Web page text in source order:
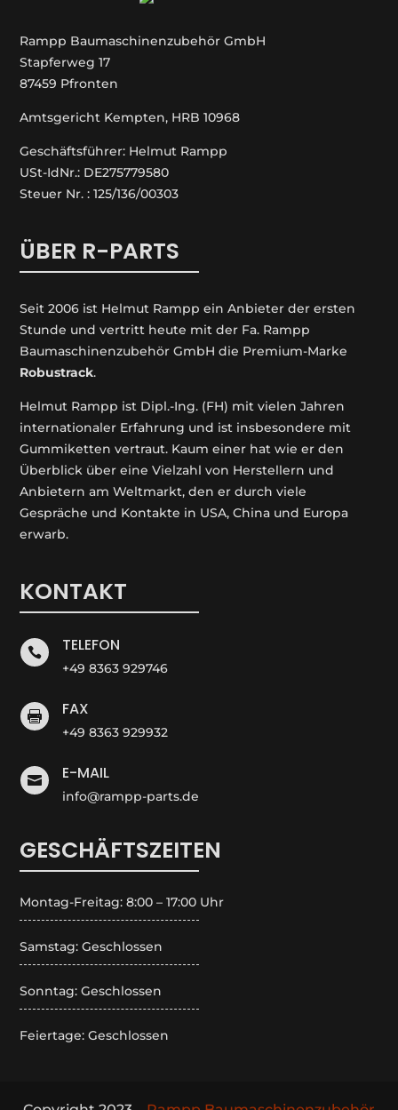
Rampp Baumaschinenzubehör GmbH
Stapferweg 17
87459 Pfronten
Amtsgericht Kempten, HRB 10968
Geschäftsführer: Helmut Rampp
USt-IdNr.: DE275779580
Steuer Nr. : 125/136/00303
ÜBER R-PARTS
Seit 2006 ist Helmut Rampp ein An­bieter der ersten
Stunde und vertritt heute mit der Fa. Rampp
Baumaschinenzubehör GmbH die Premium-Marke
Robustrack.
Helmut Rampp ist Dipl.-Ing. (FH) mit vielen Jahren
internationaler Erfahrung und ist insbesondere mit
Gummiketten vertraut. Kaum einer hat wie er den
Überblick über eine Vielzahl von Herstellern und
Anbietern am Weltmarkt, den er durch viele
Gespräche und Kontakte in USA, China und Europa
erwarb.
KONTAKT
 TELEFON
+49 8363 929746
 FAX
+49 8363 929932
 E-MAIL
info@rampp-parts.de
GESCHÄFTSZEITEN
Montag-Freitag: 8:00 – 17:00 Uhr
Samstag: Geschlossen
Sonntag: Geschlossen
Feiertage: Geschlossen